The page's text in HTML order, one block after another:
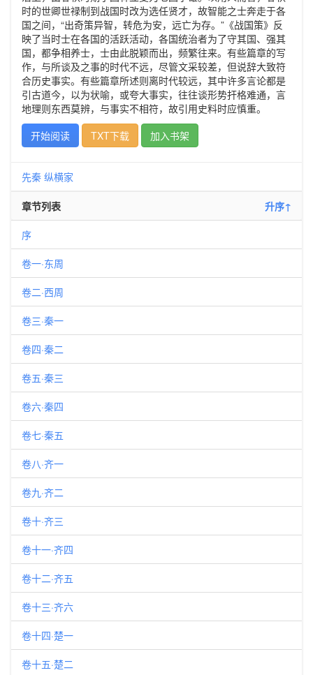
时的世卿世禄制到战国时改为选任贤才，故智能之士奔走于各
国之间，“出奇策异智，转危为安，远亡为存。”《战国策》反
映了当时士在各国的活跃活动，各国统治者为了守其国、强其
国，都争相养士，士由此脱颖而出，频繁往来。有些篇章的写
作，与所谈及之事的时代不远，尽管文采较差，但说辞大致符
合历史事实。有些篇章所述则离时代较远，其中许多言论都是
引古道今，以为状喻，或夸大事实，往往谈形势扞格难通，言
地理则东西莫辨，与事实不相符，故引用史料时应慎重。
开始阅读
TXT下载 加入书架
先秦 纵横家
章节列表 升序↑
序
卷一·东周
卷二·西周
卷三·秦一
卷四·秦二
卷五·秦三
卷六·秦四
卷七·秦五
卷八·齐一
卷九·齐二
卷十·齐三
卷十一·齐四
卷十二·齐五
卷十三·齐六
卷十四·楚一
卷十五·楚二